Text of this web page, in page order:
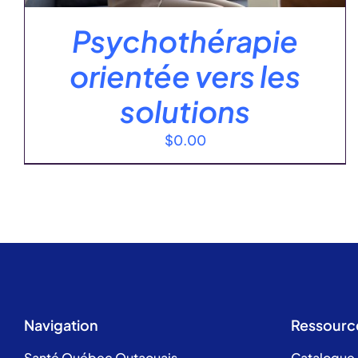
Psychothérapie
orientée vers les
solutions
$0.00
Navigation